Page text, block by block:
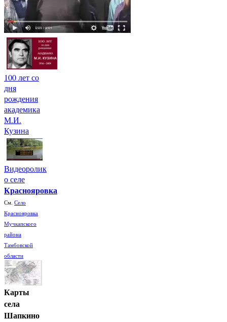
100 лет со
дня
рождения
академика
М.И.
Кузина
Видеоролик
о селе
Краснояровка
См. Село
Краснояровка
Мучкапского
района
Тамбовской
области
Карты
села
Шапкино